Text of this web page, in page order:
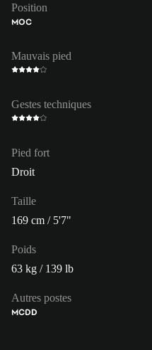
Position
MOC
Mauvais pied
Gestes techniques
Pied fort
Droit
Taille
169 cm / 5'7"
Poids
63 kg / 139 lb
Autres postes
MCDD